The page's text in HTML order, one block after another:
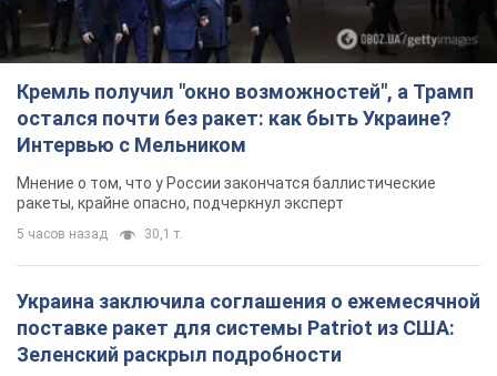
Кремль получил "окно возможностей", а Трамп
остался почти без ракет: как быть Украине?
Интервью с Мельником
Мнение о том, что у России закончатся баллистические
ракеты, крайне опасно, подчеркнул эксперт
5 часов назад 30,1 т.
Украина заключила соглашения о ежемесячной
поставке ракет для системы Patriot из США:
Зеленский раскрыл подробности